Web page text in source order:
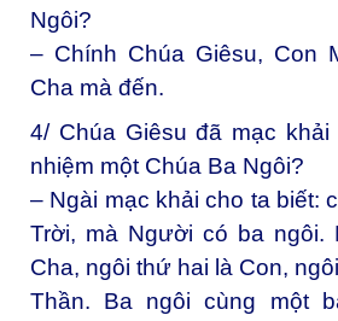
Ngôi?
– Chính Chúa Giêsu, Con
Cha mà đến.
4/ Chúa Giêsu đã mạc
nhiệm một Chúa Ba Ngôi?
– Ngài mạc khải cho ta biết:
Trời, mà Người có ba ngôi.
Cha, ngôi thứ hai là Con,
Thần. Ba ngôi cùng một